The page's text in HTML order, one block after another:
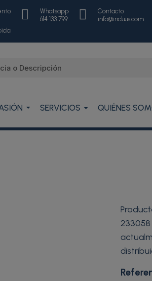
Whatsapp
614 133 799
Contacto
info@induus.com
SERVICIOS QUIÉNES